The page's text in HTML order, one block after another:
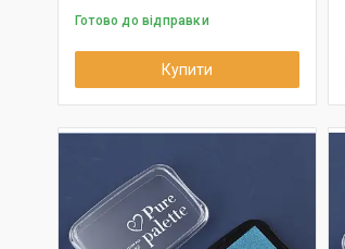
Готово до відправки
Купити